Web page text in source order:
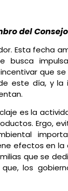
del
Esta fecha
busca
que
este día, y la
es la
Ergo,
efectos en la
que se
los